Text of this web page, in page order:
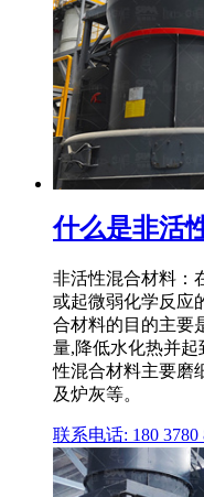
什么是非活
非活性混合材料：
或起微弱化学反应
合材料的目的主要
量,降低水化热并
性混合材料主要磨
及炉灰等。
联系电话: 180 3780